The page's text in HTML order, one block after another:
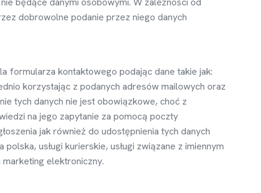
dobrowolne podanie przez niego danych
formularza kontaktowego podając dane takie jak:
korzystając z podanych adresów mailowych oraz
tych danych nie jest obowiązkowe, choć z
na jego zapytanie za pomocą poczty
jak również do udostępnienia tych danych
usługi kurierskie, usługi związane z imiennym
elektroniczny.